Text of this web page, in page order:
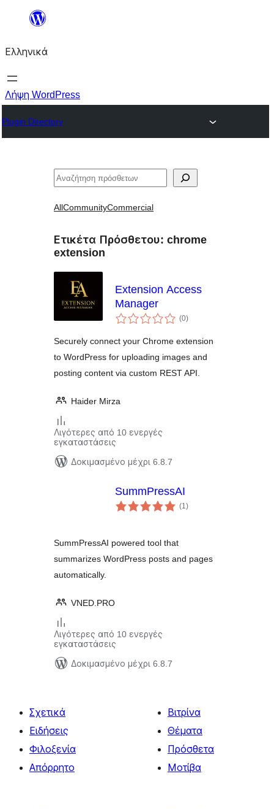
Μετάβαση
περιεχόμενο
Ελληνικά
Λήψη WordPress
Plugin Directory
Αναζήτηση
AllCommunityCommercial
Ετικέτα Πρόσθετου: chrome
extension
Extension Access
Manager
(0αξιολογήσεις
σύνολο
)
Securely connect your Chrome extension
to WordPress for uploading images and
posting content via custom REST API.
Haider Mirza
Λιγότερες από 10 ενεργές
εγκαταστάσεις
Δοκιμασμένο μέχρι 6.8.7
SummPressAI
(1αξιολογήσεις
σύνολο
)
SummPressAI powered tool that
summarizes WordPress posts and pages
automatically.
VNED.PRO
Λιγότερες από 10 ενεργές
εγκαταστάσεις
Δοκιμασμένο μέχρι 6.8.7
Σχετικά
Ειδήσεις
Φιλοξενία
Απόρρητο
Βιτρίνα
Θέματα
Πρόσθετα
Μοτίβα